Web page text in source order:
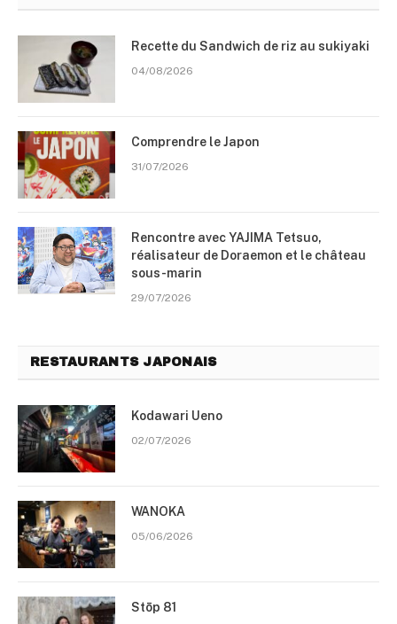
Recette du Sandwich de riz au sukiyaki
04/08/2026
Comprendre le Japon
31/07/2026
Rencontre avec YAJIMA Tetsuo,
réalisateur de Doraemon et le château
sous-marin
29/07/2026
RESTAURANTS JAPONAIS
Kodawari Ueno
02/07/2026
WANOKA
05/06/2026
Stōp 81